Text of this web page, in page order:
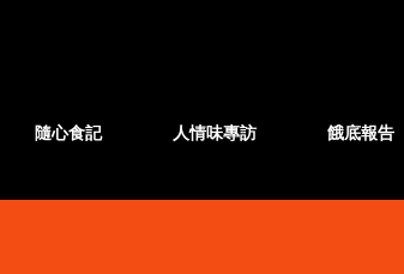
隨心食記 人情味專訪 餓底報告